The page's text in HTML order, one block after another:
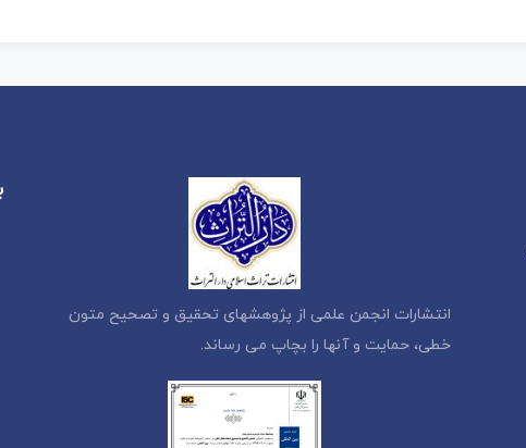
انتشارات انجمن علمی از پژوهشهای تحقیق و تصحیح متون
خطی، حمایت و آنها را بچاپ می رساند.